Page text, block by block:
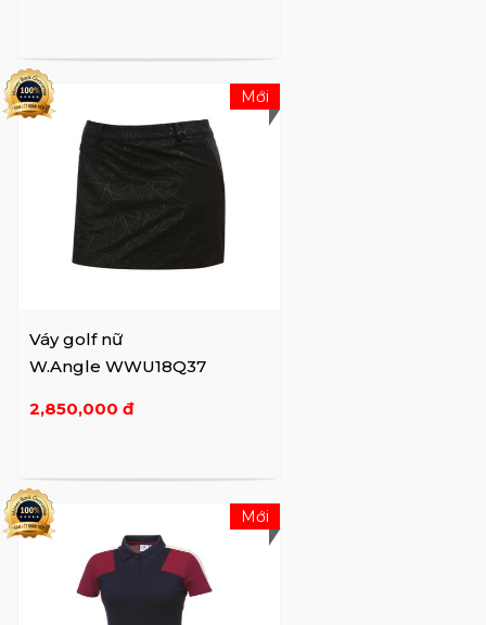
Váy golf nữ
W.Angle WWU18Q37
2,850,000 đ
Mới
Mới